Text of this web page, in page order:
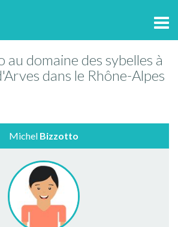
au domaine des sybelles à
dans le Rhône-Alpes
Michel Bizzotto